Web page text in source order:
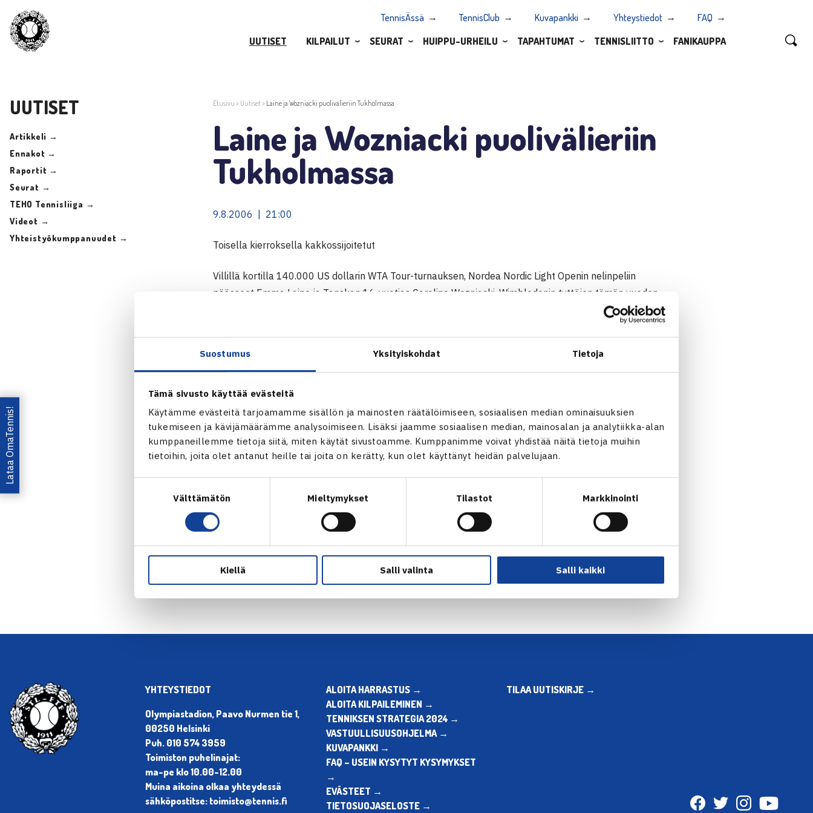
Suostumus Yksityiskohdat Tietoja
Tämä sivusto käyttää evästeitä
Käytämme evästeitä tarjoamamme sisällön ja mainosten räätälöimiseen, sosiaalisen median ominaisuuksien
tukemiseen ja kävijämäärämme analysoimiseen. Lisäksi jaamme sosiaalisen median, mainosalan ja analytiikka-alan
kumppaneillemme tietoja siitä, miten käytät sivustoamme. Kumppanimme voivat yhdistää näitä tietoja muihin
tietoihin, joita olet antanut heille tai joita on kerätty, kun olet käyttänyt heidän palvelujaan.
Välttämätön Mieltymykset Tilastot Markkinointi
Kiellä Salli valinta Salli kaikki
TennisÄssä TennisClub Kuvapankki Yhteystiedot
FAQ
UUTISET
KILPAILUT SEURAT HUIPPU-URHEILU TAPAHTUMAT TENNISLIITTO FANIKAUPPA
UUTISET
Artikkeli →
Ennakot →
Raportit →
Seurat →
TEHO Tennisliiga →
Videot →
Yhteistyökumppanuudet →
Etusivu > Uutiset> Laine ja Wozniacki puolivälieriin Tukholmassa
Laine ja Wozniacki puolivälieriin
Tukholmassa
9.8.2006 | 21:00
Toisella kierroksella kakkossijoitetut
Villillä kortilla 140.000 US dollarin WTA Tour-turnauksen, Nordea Nordic Light Openin nelinpeliin
päässeet Emma Laine ja Tanskan 16-vuotias Caroline Wozniacki, Wimbledonin tyttöjen tämän vuoden
kaksinpelin mestari, kohtasivat ensimmäisellä kierroksella keskiviikkona lucky loserina kisaan
päässeet ruotsalaiset Nadja Roman ja Maria Anderssonin. Laine ja Wozniacki pelasivat ensimmäisen
Puolivälierissä vastus tästä kovenee, kun vastustajaparina on kakkoseksi sijoitetut Kreikan Eleni
Nordea Nordic Light Open
Jaa:
← Edellinen Seuraava uutinen: Nordic Light Open… →
Lataa OmaTennis!
YHTEYSTIEDOT
Olympiastadion, Paavo Nurmen tie 1,
00250 Helsinki
Puh. 010 574 3959
Toimiston puhelinajat:
ma-pe klo 10.00-12.00
Muina aikoina olkaa yhteydessä
sähköpostitse: toimisto@tennis.fi
ALOITA HARRASTUS →
ALOITA KILPAILEMINEN →
TENNIKSEN STRATEGIA 2024 →
VASTUULLISUUSOHJELMA →
KUVAPANKKI →
FAQ – USEIN KYSYTYT KYSYMYKSET
→
EVÄSTEET →
TIETOSUOJASELOSTE →
TILAA UUTISKIRJE →